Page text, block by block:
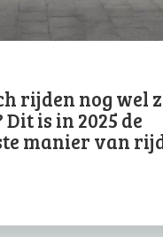
rijden nog wel
is in 2025 de
manier van